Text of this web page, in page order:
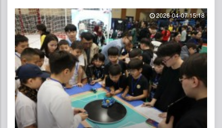
2026-04-07 15:18